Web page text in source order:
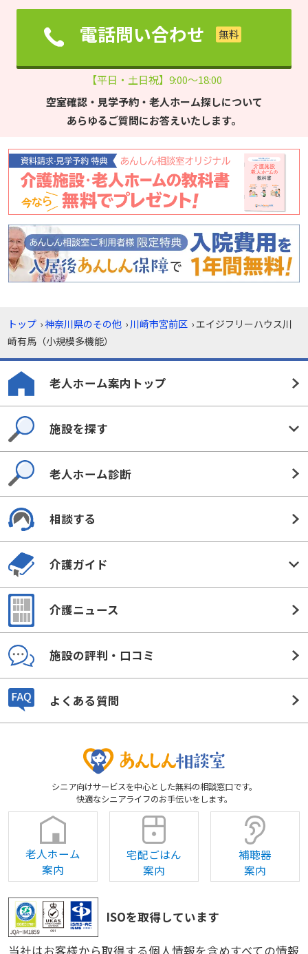
電話問い合わせ
【平日・土日祝】9:00～18:00
空室確認・見学予約・老人ホーム探しについて
あらゆるご質問にお答えいたします。
トップ ›神奈川県のその他 ›川崎市宮前区 ›エイジフリーハウス川
崎有馬（小規模多機能）
老人ホーム案内トップ
施設を探す
老人ホーム診断
相談する
介護ガイド
介護ニュース
施設の評判・口コミ
よくある質問
シニア向けサービスを中心とした無料の相談窓口です。
快適なシニアライフのお手伝いをします。
老人ホーム
案内
宅配ごはん
案内
補聴器
案内
ISOを取得しています